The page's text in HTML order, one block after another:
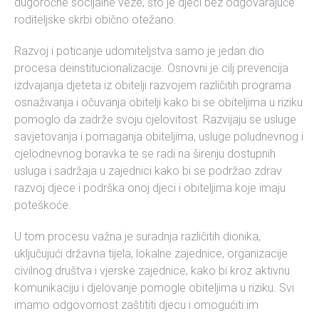
roditeljske skrbi obično otežano.
Razvoj i poticanje udomiteljstva samo je jedan dio
procesa deinstitucionalizacije. Osnovni je cilj prevencija
izdvajanja djeteta iz obitelji razvojem različitih programa
osnaživanja i očuvanja obitelji kako bi se obiteljima u riziku
pomoglo da zadrže svoju cjelovitost. Razvijaju se usluge
savjetovanja i pomaganja obiteljima, usluge poludnevnog i
cjelodnevnog boravka te se radi na širenju dostupnih
usluga i sadržaja u zajednici kako bi se podržao zdrav
razvoj djece i podrška onoj djeci i obiteljima koje imaju
poteškoće.
U tom procesu važna je suradnja različitih dionika,
uključujući državna tijela, lokalne zajednice, organizacije
civilnog društva i vjerske zajednice, kako bi kroz aktivnu
komunikaciju i djelovanje pomogle obiteljima u riziku. Svi
imamo odgovornost zaštititi djecu i omogućiti im